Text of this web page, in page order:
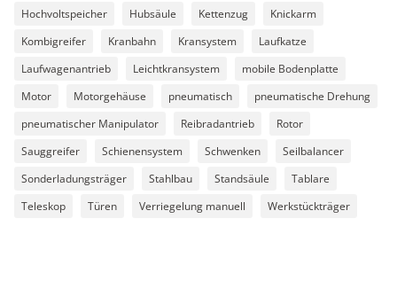
Hochvoltspeicher
Hubsäule Kettenzug
Knickarm
Kombigreifer
Kranbahn Kransystem
Laufkatze
Laufwagenantrieb
Leichtkransystem
mobile Bodenplatte
Motor
Motorgehäuse pneumatisch
pneumatische Drehung
pneumatischer Manipulator
Reibradantrieb
Rotor
Sauggreifer
Schienensystem Schwenken
Seilbalancer
Sonderladungsträger
Stahlbau Standsäule
Tablare
Teleskop
Türen Verriegelung manuell Werkstückträger